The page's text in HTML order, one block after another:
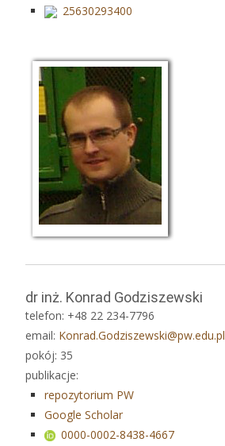
25630293400
dr inż. Konrad Godziszewski
telefon: +48 22 234-7796
email: Konrad.Godziszewski@pw.edu.pl
pokój: 35
publikacje:
repozytorium PW
Google Scholar
0000-0002-8438-4667